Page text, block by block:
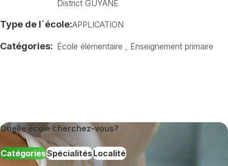
District GUYANE
Type de l´école:APPLICATION
Catégories: École élémentaire Enseignement primaire
Quelle école cherchez-vous?
CatégoriesSpécialitésLocalité